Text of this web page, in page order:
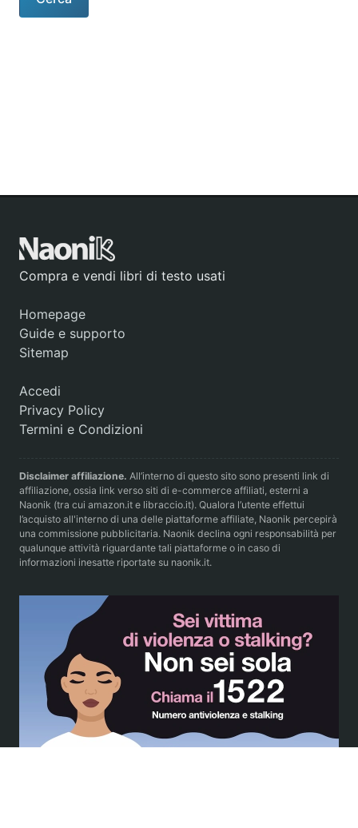
Compra e vendi libri di testo usati
Homepage
Guide e supporto
Sitemap
Accedi
Privacy Policy
Termini e Condizioni